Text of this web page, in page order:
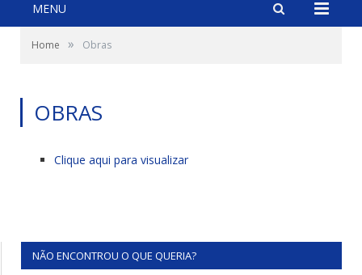
MENU
Home » Obras
OBRAS
Clique aqui para visualizar
NÃO ENCONTROU O QUE QUERIA?